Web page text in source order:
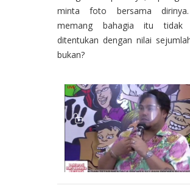
minta foto bersama
memang bahagia itu tidak
ditentukan dengan nilai
bukan?